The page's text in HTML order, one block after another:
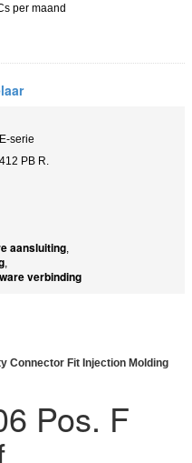
per maand
serie
PB R.
aansluiting,
,
verbinding
Connector Fit Injection Molding
Pos. F